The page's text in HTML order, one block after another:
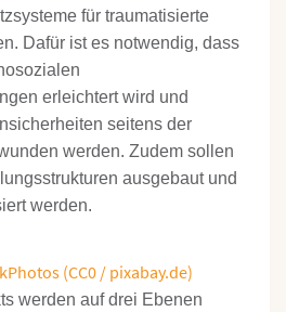
für traumatisierte
Dafür ist es notwendig, dass
erleichtert wird und
seitens der
werden. Zudem sollen
ausgebaut und
werden.
(CC0 / pixabay.de)
werden auf drei Ebenen